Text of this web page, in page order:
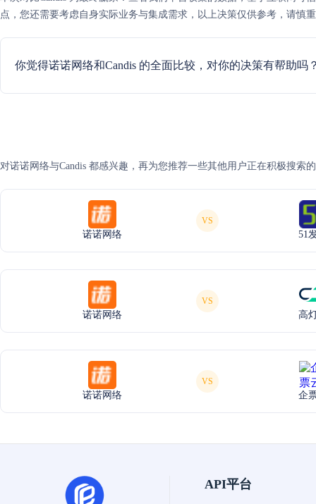
点，您还需要考虑自身实际业务与集成需求，以上决策仅供参考，请慎
你觉得诺诺网络和Candis 的全面比较，对你的决策有帮助吗
对诺诺网络与Candis 都感兴趣，再为您推荐一些其他用户正在积极搜索
诺诺网络
VS
51
诺诺网络
VS
高
诺诺网络
VS
企
API平台